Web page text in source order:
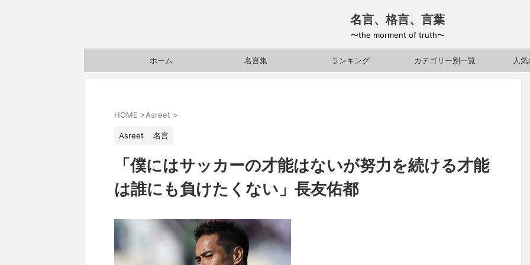
名言、格言、言葉
〜the morment of truth〜
ホーム 名言集 ランキング カテゴリー別一覧 人
HOME >Asreet >
Asreet 名言
「僕にはサッカーの才能はないが努力を続ける才能
は誰にも負けたくない」長友佑都